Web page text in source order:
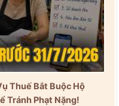
Thuế Bắt Buộc Hộ
Tránh Phạt Nặng!